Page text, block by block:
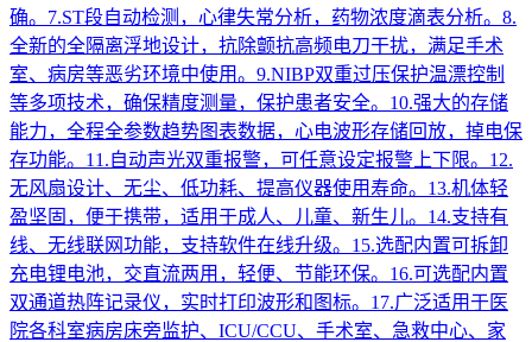
确。7.ST段自动检测，心律失常分析，药物浓度滴表分析。8.
全新的全隔离浮地设计，抗除颤抗高频电刀干扰，满足手术
室、病房等恶劣环境中使用。9.NIBP双重过压保护温漂控制
等多项技术，确保精度测量，保护患者安全。10.强大的存储
能力，全程全参数趋势图表数据，心电波形存储回放，掉电保
存功能。11.自动声光双重报警，可任意设定报警上下限。12.
无风扇设计、无尘、低功耗、提高仪器使用寿命。13.机体轻
盈坚固，便于携带，适用于成人、儿童、新生儿。14.支持有
线、无线联网功能，支持软件在线升级。15.选配内置可拆卸
充电锂电池，交直流两用，轻便、节能环保。16.可选配内置
双通道热阵记录仪，实时打印波形和图标。17.广泛适用于医
院各科室病房床旁监护、ICU/CCU、手术室、急救中心、家